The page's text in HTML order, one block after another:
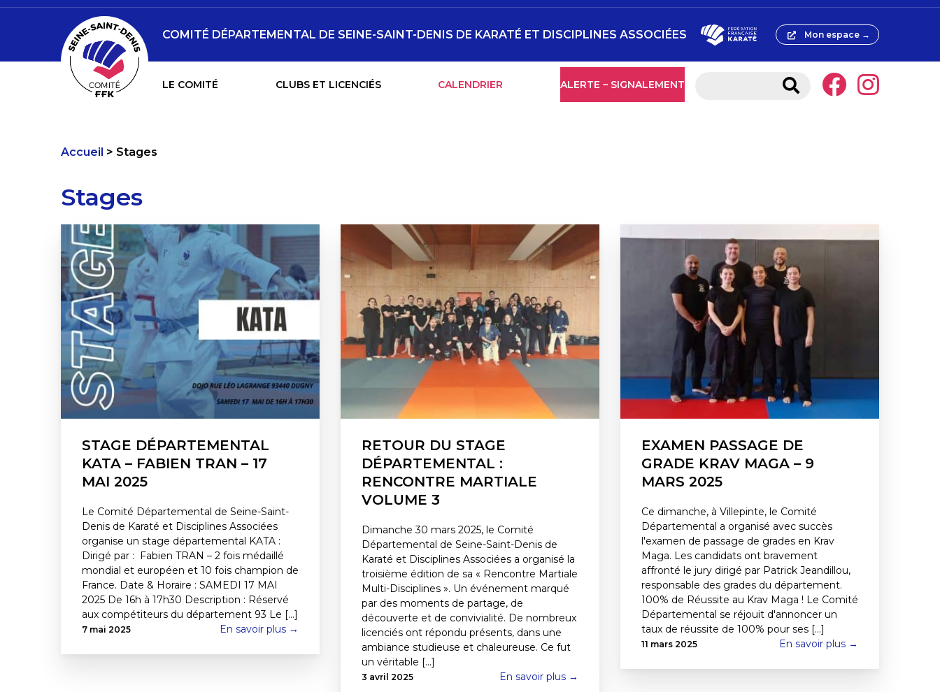
LE COMITÉ CLUBS ET LICENCIÉS CALENDRIER ALERTE – SIGNALEMENT
COMITÉ DÉPARTEMENTAL DE SEINE-SAINT-DENIS DE KARATÉ ET DISCIPLINES ASSOCIÉES Mon espace →
Accueil Stages
Stages
STAGE DÉPARTEMENTAL
KATA – FABIEN TRAN – 17
MAI 2025
Le Comité Départemental de Seine-Saint-
Denis de Karaté et Disciplines Associées
organise un stage départemental KATA :
Dirigé par : Fabien TRAN – 2 fois médaillé
mondial et européen et 10 fois champion de
France. Date & Horaire : SAMEDI 17 MAI
2025 De 16h à 17h30 Description : Réservé
aux compétiteurs du département 93 Le [...]
7 mai 2025 En savoir plus →
RETOUR DU STAGE
DÉPARTEMENTAL :
RENCONTRE MARTIALE
VOLUME 3
Dimanche 30 mars 2025, le Comité
Départemental de Seine-Saint-Denis de
Karaté et Disciplines Associées a organisé la
troisième édition de sa « Rencontre Martiale
Multi-Disciplines ». Un événement marqué
par des moments de partage, de
découverte et de convivialité. De nombreux
licenciés ont répondu présents, dans une
ambiance studieuse et chaleureuse. Ce fut
un véritable [...]
3 avril 2025 En savoir plus →
EXAMEN PASSAGE DE
GRADE KRAV MAGA – 9
MARS 2025
Ce dimanche, à Villepinte, le Comité
Départemental a organisé avec succès
l'examen de passage de grades en Krav
Maga. Les candidats ont bravement
affronté le jury dirigé par Patrick Jeandillou,
responsable des grades du département.
100% de Réussite au Krav Maga ! Le Comité
Départemental se réjouit d'annoncer un
taux de réussite de 100% pour ses [...]
11 mars 2025 En savoir plus →